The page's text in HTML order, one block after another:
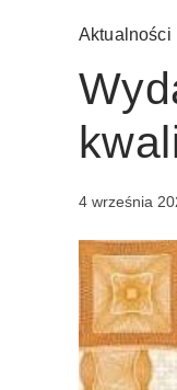
Aktualności
4 września